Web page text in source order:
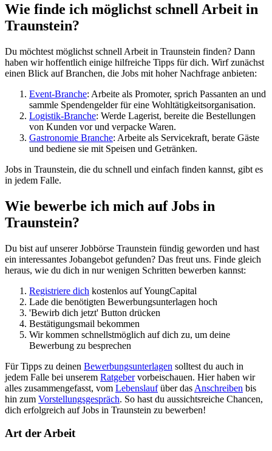
Wie finde ich möglichst schnell Arbeit in
Traunstein?
Du möchtest möglichst schnell Arbeit in Traunstein finden? Dann
haben wir hoffentlich einige hilfreiche Tipps für dich. Wirf zunächst
einen Blick auf Branchen, die Jobs mit hoher Nachfrage anbieten:
Event-Branche: Arbeite als Promoter, sprich Passanten an und
sammle Spendengelder für eine Wohltätigkeitsorganisation.
Logistik-Branche: Werde Lagerist, bereite die Bestellungen
von Kunden vor und verpacke Waren.
Gastronomie Branche: Arbeite als Servicekraft, berate Gäste
und bediene sie mit Speisen und Getränken.
Jobs in Traunstein, die du schnell und einfach finden kannst, gibt es
in jedem Falle.
Wie bewerbe ich mich auf Jobs in
Traunstein?
Du bist auf unserer Jobbörse Traunstein fündig geworden und hast
ein interessantes Jobangebot gefunden? Das freut uns. Finde gleich
heraus, wie du dich in nur wenigen Schritten bewerben kannst:
Registriere dich kostenlos auf YoungCapital
Lade die benötigten Bewerbungsunterlagen hoch
'Bewirb dich jetzt' Button drücken
Bestätigungsmail bekommen
Wir kommen schnellstmöglich auf dich zu, um deine
Bewerbung zu besprechen
Für Tipps zu deinen Bewerbungsunterlagen solltest du auch in
jedem Falle bei unserem Ratgebervorbeischauen. Hier haben wir
alles zusammengefasst, vom Lebenslaufüber das Anschreiben bis
hin zum Vorstellungsgespräch. So hast du aussichtsreiche Chancen,
dich erfolgreich auf Jobs in Traunstein zu bewerben!
Art der Arbeit